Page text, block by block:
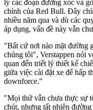
lý các đoạn đường xóc và
chính của Red Bull. Đây
nhiều năm qua và dù các
áp dụng, vấn đề này vẫn
"Bất cứ nơi nào mặt đường
chúng tôi", Verstappen nói
quan đến triết lý thiết kế
giữa việc cài đặt xe để hấp
downforce."
"Mọi thứ vẫn chưa thực sự
chút, nhưng tất nhiên